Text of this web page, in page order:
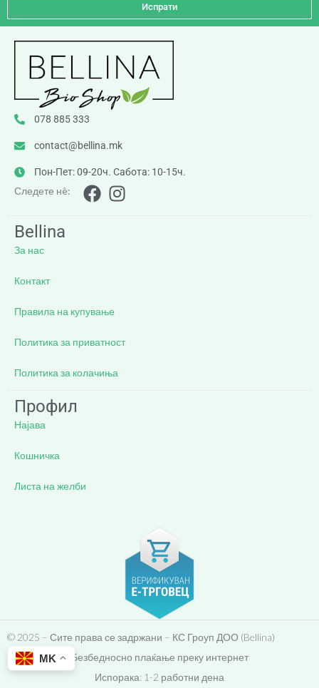
Испрати
078 885 333
contact@bellina.mk
Пон-Пет: 09-20ч. Сабота: 10-15ч.
Следете нè:
Bellina
За нас
Контакт
Правила на купување
Политика за приватност
Политика за колачиња
Профил
Најава
Кошничка
Листа на желби
© 2025 – Сите права се задржани – КС Гроуп ДОО (Bellina)
Безбедносно плаќање преку интернет
Испорака: 1-2 работни дена
MK